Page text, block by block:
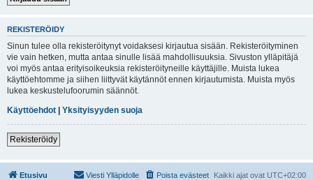
REKISTERÖIDY
Sinun tulee olla rekisteröitynyt voidaksesi kirjautua sisään. Rekisteröityminen
vie vain hetken, mutta antaa sinulle lisää mahdollisuuksia. Sivuston ylläpitäjä
voi myös antaa erityisoikeuksia rekisteröityneille käyttäjille. Muista lukea
käyttöehtomme ja siihen liittyvät käytännöt ennen kirjautumista. Muista myös
lukea keskustelufoorumin säännöt.
Käyttöehdot | Yksityisyyden suoja
Rekisteröidy
Etusivu Kaikki ajat ovat UTC+02:00
Poista evästeet
Viesti Ylläpidolle